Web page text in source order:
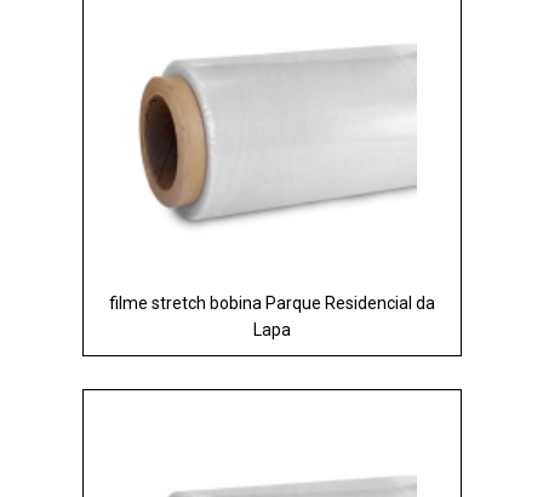
filme stretch bobina Parque Residencial da
Lapa